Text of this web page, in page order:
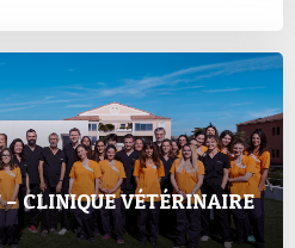
CLINIQUE VÉTÉRINAIRE